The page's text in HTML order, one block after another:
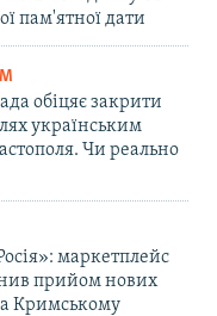
пам'ятної дати
обіцяє закрити
українським
Чи реально
маркетплейс
прийом нових
Кримському